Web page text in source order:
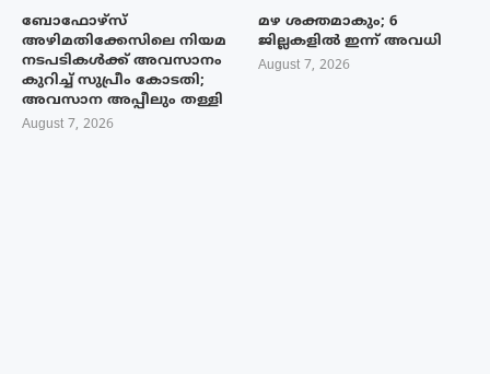
ബോഫോഴ്‌സ്
അഴിമതിക്കേസിലെ നിയമ
നടപടികൾക്ക് അവസാനം
കുറിച്ച് സുപ്രീം കോടതി;
അവസാന അപ്പീലും തള്ളി
August 7, 2026
മഴ ശക്തമാകും; 6
ജില്ലകളിൽ ഇന്ന് അവധി
August 7, 2026